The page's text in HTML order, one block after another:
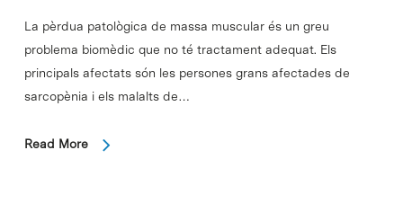
La pèrdua patològica de massa muscular és un greu
problema biomèdic que no té tractament adequat. Els
principals afectats són les persones grans afectades de
sarcopènia i els malalts de…
Read More